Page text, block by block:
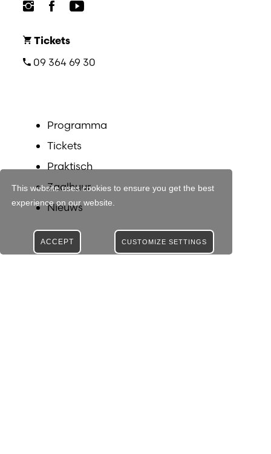
This website uses cookies to ensure you get the best
experience on our website.
CUSTOMIZE SETTINGS
ACCEPT
Tickets
09 364 69 30
Programma
Tickets
Praktisch
Zaalhuur
Nieuws